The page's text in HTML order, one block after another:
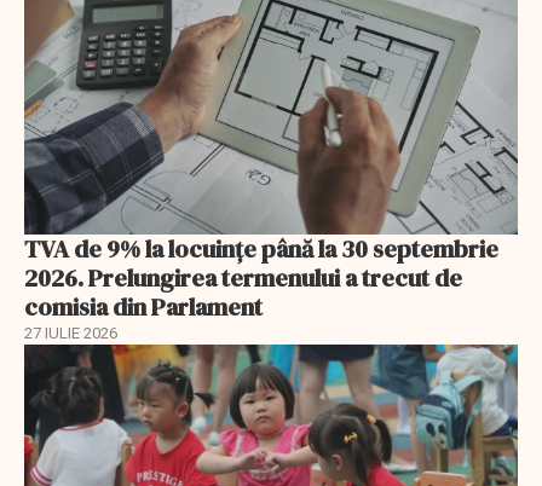
TVA de 9% la locuințe până la 30 septembrie
2026. Prelungirea termenului a trecut de
comisia din Parlament
27 IULIE 2026